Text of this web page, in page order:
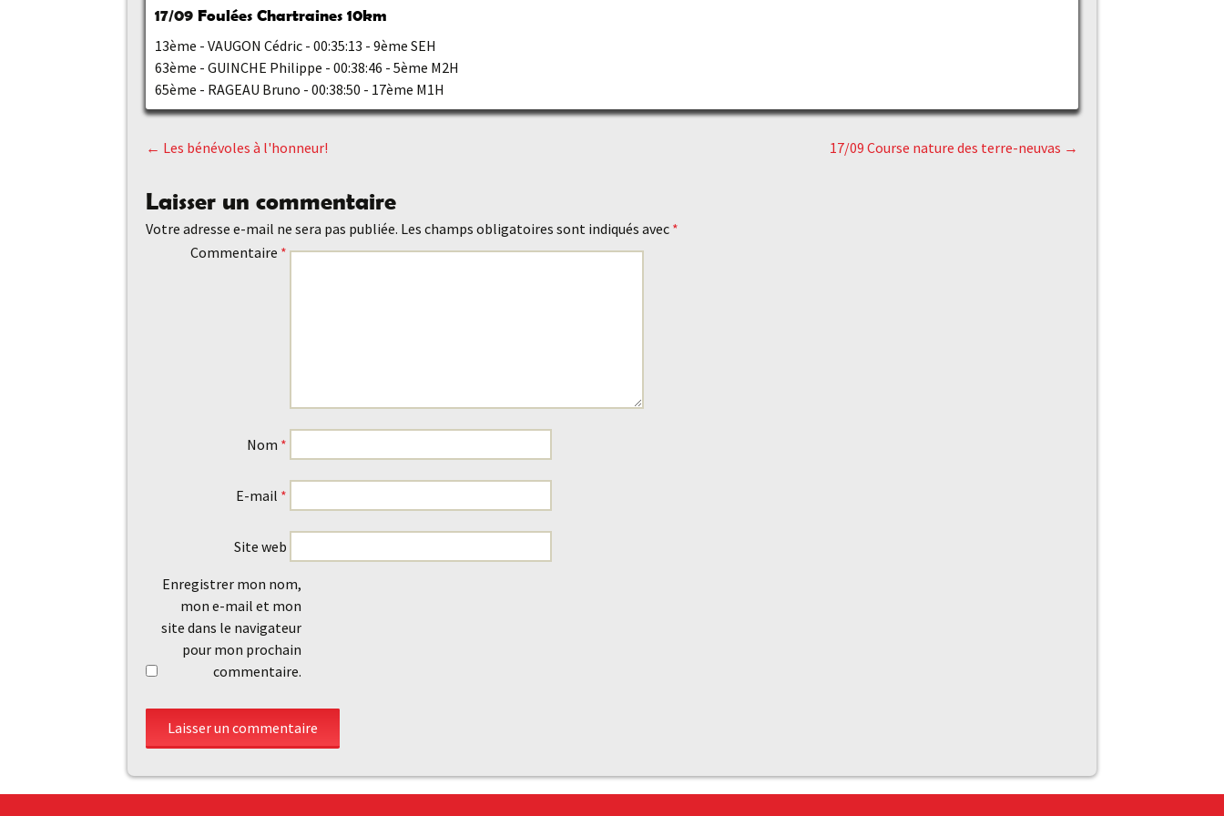
17/09 Foulées Chartraines 10km
13ème - VAUGON Cédric - 00:35:13 - 9ème SEH
63ème - GUINCHE Philippe - 00:38:46 - 5ème M2H
65ème - RAGEAU Bruno - 00:38:50 - 17ème M1H
Navigation
des
← Les bénévoles à l'honneur! 17/09 Course nature des terre-neuvas →
Laisser un commentaire
Votre adresse e-mail ne sera pas publiée. Les champs obligatoires sont indiqués avec *
Commentaire *
Nom *
E-mail *
Site web
Enregistrer mon nom,
mon e-mail et mon
site dans le navigateur
pour mon prochain
commentaire.